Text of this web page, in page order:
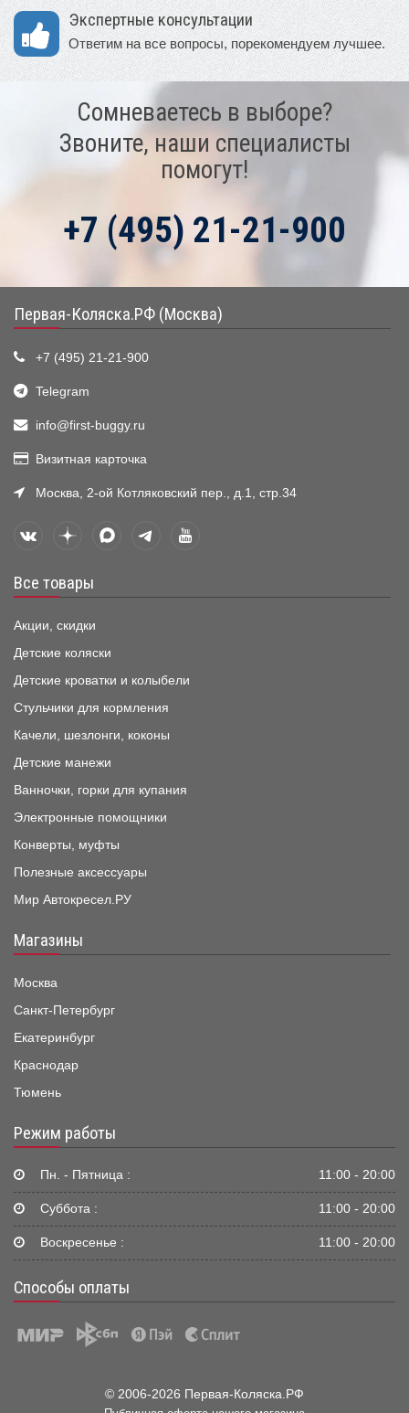
Экспертные консультации
Ответим на все вопросы, порекомендуем лучшее.
Сомневаетесь в выборе?
Звоните, наши специалисты
помогут!
+7 (495) 21-21-900
Первая-Коляска.РФ (Москва)
+7 (495) 21-21-900
Telegram
info@first-buggy.ru
Визитная карточка
Москва, 2-ой Котляковский пер., д.1, стр.34
Все товары
Акции, скидки
Детские коляски
Детские кроватки и колыбели
Стульчики для кормления
Качели, шезлонги, коконы
Детские манежи
Ванночки, горки для купания
Электронные помощники
Конверты, муфты
Полезные аксессуары
Мир Автокресел.РУ
Магазины
Москва
Санкт-Петербург
Екатеринбург
Краснодар
Тюмень
Режим работы
Пн. - Пятница : 11:00 - 20:00
Суббота : 11:00 - 20:00
Воскресенье : 11:00 - 20:00
Способы оплаты
© 2006-2026 Первая-Коляска.РФ